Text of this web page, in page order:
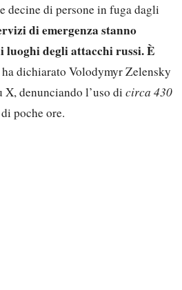
decine di persone in fuga dagli
di emergenza stanno
luoghi degli attacchi russi. È
ha dichiarato Volodymyr Zelensky
X, denunciando l’uso di circa 430
poche ore.